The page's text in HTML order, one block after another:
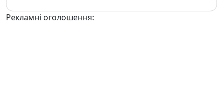
Рекламні оголошення: